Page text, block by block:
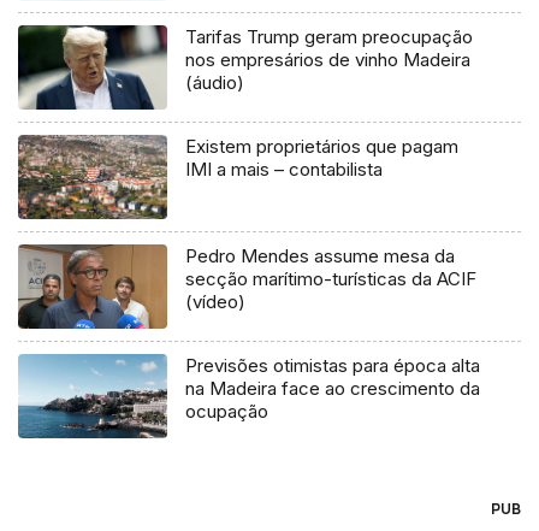
Tarifas Trump geram preocupação
nos empresários de vinho Madeira
(áudio)
Existem proprietários que pagam
IMI a mais – contabilista
Pedro Mendes assume mesa da
secção marítimo-turísticas da ACIF
(vídeo)
Previsões otimistas para época alta
na Madeira face ao crescimento da
ocupação
PUB